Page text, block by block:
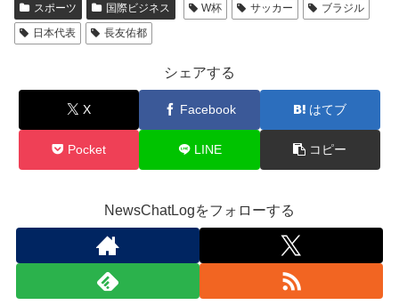
スポーツ 国際ビジネス W杯 サッカー
ブラジル
日本代表
長友佑都
シェアする
X Facebook はてブ
Pocket LINE コピー
NewsChatLogをフォローする